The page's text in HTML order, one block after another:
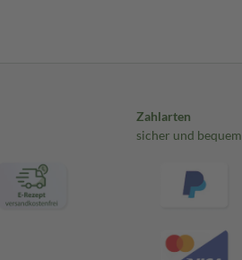
Zahlarten
sicher und bequem